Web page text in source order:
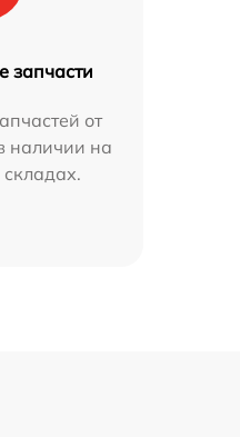
запчасти
от
наличии на